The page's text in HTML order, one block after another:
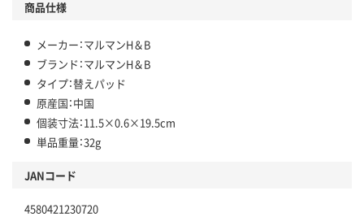
商品仕様
メーカー：マルマンH＆B
ブランド：マルマンH＆B
タイプ：替えパッド
原産国：中国
個装寸法：11.5×0.6×19.5cm
単品重量：32g
JANコード
4580421230720